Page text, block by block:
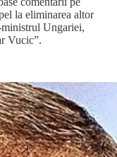
la eliminarea altor
Ungariei,
Vucic”.